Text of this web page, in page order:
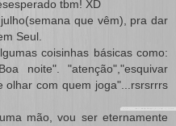
tbm! XD
que vêm), pra dar
Seul.
coisinhas básicas como:
noite". "atenção","esquivar
olhar com quem joga"...rsrsrrrs
mão, vou ser eternamente